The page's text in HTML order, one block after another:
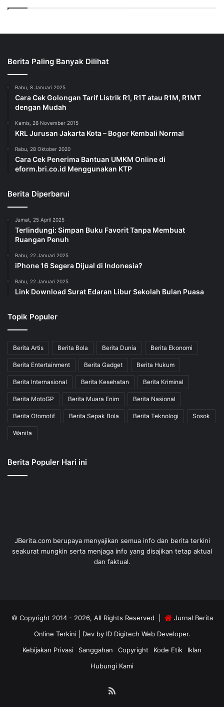
Berita Paling Banyak Dilihat
Rabu, 8 Januari 2025
Cara Cek Golongan Tarif Listrik R1, R1T atau R1M, R1MT
dengan Mudah
Kamis, 26 November 2015
KRL Jurusan Jakarta Kota – Bogor Kembali Normal
Rabu, 28 Oktober 2020
Cara Cek Penerima Bantuan UMKM Online di
eform.bri.co.id Menggunakan KTP
Berita Diperbarui
Jumat, 25 April 2025
Terlindungi: Simpan Buku Favorit Tanpa Membuat
Ruangan Penuh
Rabu, 22 Januari 2025
iPhone 16 Segera Dijual di Indonesia?
Rabu, 22 Januari 2025
Link Download Surat Edaran Libur Sekolah Bulan Puasa
Topik Populer
Berita Artis Berita Bola Berita Dunia Berita Ekonomi
Berita Entertainment Berita Gadget Berita Hukum
Berita Internasional Berita Kesehatan Berita Kriminal
Berita MotoGP Berita Muara Enim Berita Nasional
Berita Otomotif Berita Sepak Bola Berita Teknologi Sosok
Wanita
Berita Populer Hari ini
JBerita.com berupaya menyajikan semua info dan berita terkini
seakurat mungkin serta menjaga info yang disajikan tetap aktual
dan faktual.
© Copyright 2014 - 2026, All Rights Reserved |
Jurnal Berita
Online Terkini| Dev by ID Digitech Web Developer.
Kebijakan Privasi
Sanggahan Copyright Kode Etik
Iklan
Hubungi Kami
RSS